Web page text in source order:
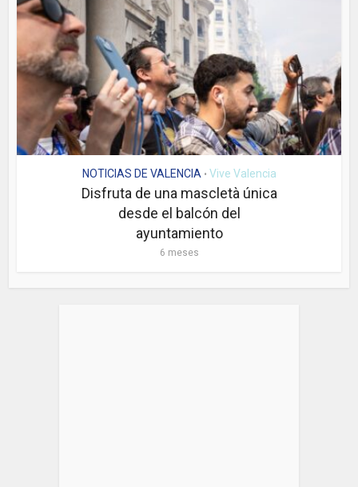
NOTICIAS DE VALENCIA • Vive Valencia
Disfruta de una mascletà única
desde el balcón del
ayuntamiento
6 meses